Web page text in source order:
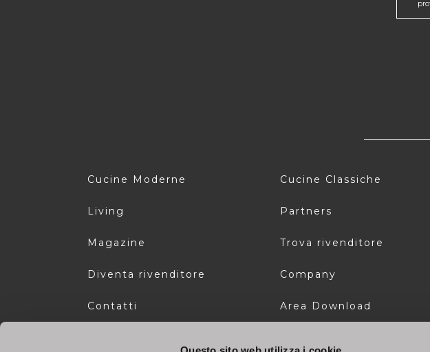
Cucine Moderne Cucine Classiche
Living Partners
Magazine Trova rivenditore
Diventa rivenditore Company
Contatti Area Download